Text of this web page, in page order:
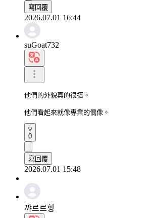
寫回覆
2026.07.01 16:44
suGoat732
他們的外貌真的很搭。
他們看起來就像專業的偶像。
0
寫回覆
2026.07.01 15:48
꺄르르힝